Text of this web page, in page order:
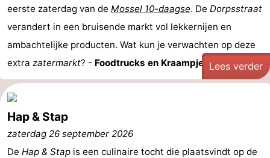
eerste zaterdag van de Mossel 10-daagse. De Dorpsstraat
verandert in een bruisende markt vol lekkernijen en
ambachtelijke producten. Wat kun je verwachten op deze
extra zatermarkt? - Foodtrucks en Kraampjes: ...Lees verder
Hap & Stap
zaterdag 26 september 2026
De Hap & Stap is een culinaire tocht die plaatsvindt op de